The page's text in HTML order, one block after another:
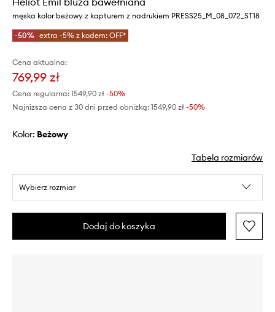
męska kolor beżowy z kapturem z nadrukiem PRESS25_M_08_072_ST18
-50% extra -5% z kodem: OFF*
Cena aktualna:
769,99 zł
Cena regularna: 1549,90 zł -50%
Najniższa cena z 30 dni przed obniżką: 1549,90 zł -50%
Kolor: beżowy
Tabela rozmiarów
Wybierz rozmiar
Dodaj do koszyka